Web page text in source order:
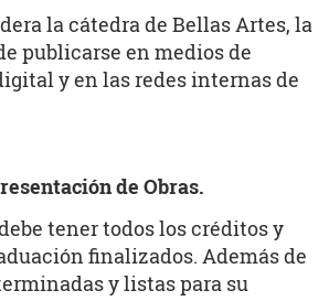
la cátedra de Bellas Artes, la
publicarse en medios de
y en las redes internas de
de Obras.
tener todos los créditos y
finalizados. Además de
y listas para su